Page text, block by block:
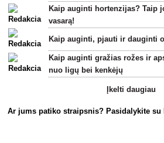
Kaip auginti hortenzijas? Taip
vasarą!
Kaip auginti, pjauti ir dauginti
Kaip auginti gražias rožes ir
nuo ligų bei kenkėjų
Įkelti daugiau
Ar jums patiko straipsnis? Pasidalykite su